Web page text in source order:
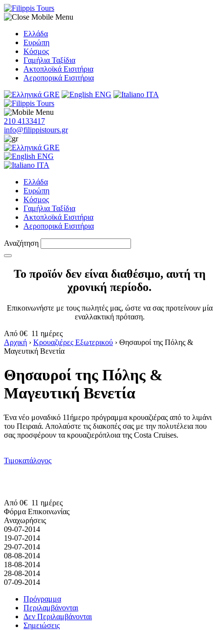
Ελλάδα
Ευρώπη
Κόσμος
Γαμήλια Ταξίδια
Ακτοπλοϊκά Εισιτήρια
Αεροπορικά Εισιτήρια
GRE
ENG ITA
210 4133417
info@filippistours.gr
GRE
ENG
ITA
Ελλάδα
Ευρώπη
Κόσμος
Γαμήλια Ταξίδια
Ακτοπλοϊκά Εισιτήρια
Αεροπορικά Εισιτήρια
Αναζήτηση
Το προϊόν δεν είναι διαθέσιμο, αυτή τη
χρονική περίοδο.
Επικοινωνήστε με τους πωλητές μας, ώστε να σας προτείνουν μία
εναλλακτική πρόταση.
Από 0€ 11 ημέρες
Αρχική › Κρουαζιέρες Εξωτερικού › Θησαυροί της Πόλης &
Μαγευτική Βενετία
Θησαυροί της Πόλης &
Μαγευτική Βενετία
Ένα νέο μοναδικό 11ήμερο πρόγραμμα κρουαζιέρας από το λιμάνι
του Πειραιά. Απολαύστε τις διακοπές σας με την πολυτέλεια που
σας προσφέρουν τα κρουαζιερόπλοια της Costa Cruises.
Τιμοκατάλογος
Από 0€ 11 ημέρες
09-07-2014
19-07-2014
29-07-2014
08-08-2014
18-08-2014
28-08-2014
07-09-2014
Πρόγραμμα
Περιλαμβάνονται
Δεν Περιλαμβάνονται
Σημειώσεις